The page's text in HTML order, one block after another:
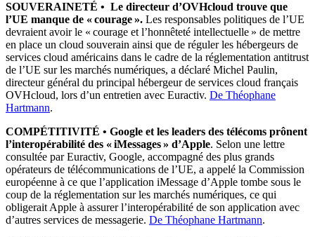
SOUVERAINETÉ • Le directeur d’OVHcloud trouve que
l’UE manque de « courage ». Les responsables politiques de l’UE
devraient avoir le « courage et l’honnêteté intellectuelle » de mettre
en place un cloud souverain ainsi que de réguler les hébergeurs de
services cloud américains dans le cadre de la réglementation antitrust
de l’UE sur les marchés numériques, a déclaré Michel Paulin,
directeur général du principal hébergeur de services cloud français
OVHcloud, lors d’un entretien avec Euractiv. De Théophane
Hartmann.
COMPÉTITIVITÉ • Google et les leaders des télécoms prônent
l’interopérabilité des « iMessages » d’Apple. Selon une lettre
consultée par Euractiv, Google, accompagné des plus grands
opérateurs de télécommunications de l’UE, a appelé la Commission
européenne à ce que l’application iMessage d’Apple tombe sous le
coup de la réglementation sur les marchés numériques, ce qui
obligerait Apple à assurer l’interopérabilité de son application avec
d’autres services de messagerie. De Théophane Hartmann.